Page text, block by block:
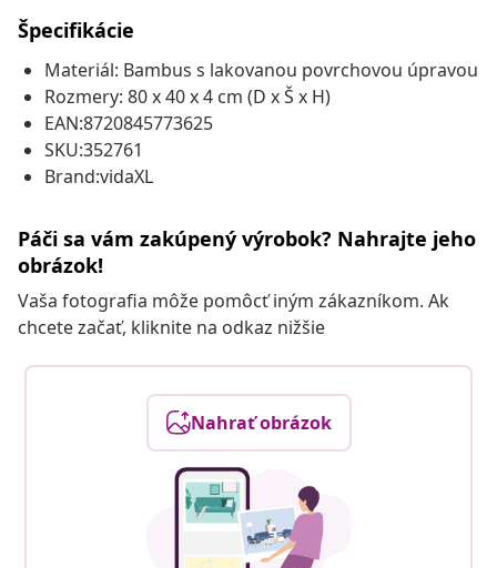
Špecifikácie
Materiál: Bambus s lakovanou povrchovou úpravou
Rozmery: 80 x 40 x 4 cm (D x Š x H)
EAN:8720845773625
SKU:352761
Brand:vidaXL
Páči sa vám zakúpený výrobok? Nahrajte jeho
obrázok!
Vaša fotografia môže pomôcť iným zákazníkom. Ak
chcete začať, kliknite na odkaz nižšie
Nahrať obrázok